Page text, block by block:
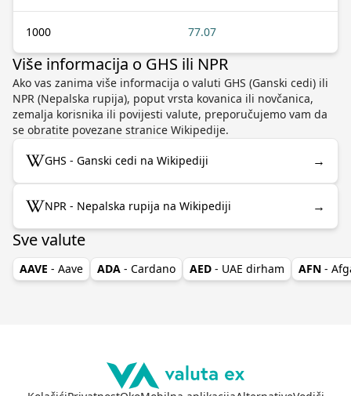
1000 77.07
Više informacija o GHS ili NPR
Ako vas zanima više informacija o valuti GHS (Ganski cedi) ili
NPR (Nepalska rupija), poput vrsta kovanica ili novčanica,
zemalja korisnika ili povijesti valute, preporučujemo vam da
se obratite povezane stranice Wikipedije.
GHS - Ganski cedi na Wikipediji →
NPR - Nepalska rupija na Wikipediji →
Sve valute
AAVE - Aave ADA - Cardano AED - UAE dirham AFN -